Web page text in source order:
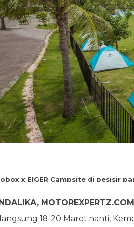
x EIGER Campsite di pesisir
18-20 Maret nanti,